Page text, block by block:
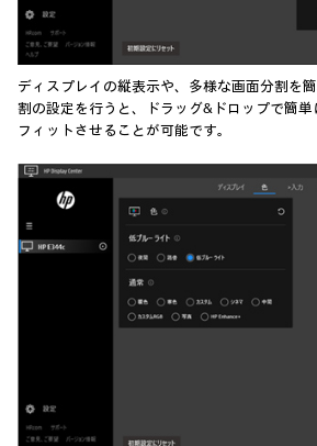
ディスプレイの縦表示や、多様な画面分割を
割の設定を行うと、ドラッグ&ドロップで簡
フィットさせることが可能です。